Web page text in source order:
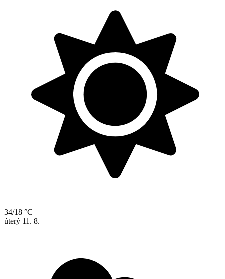
34/18 °C
úterý 11. 8.